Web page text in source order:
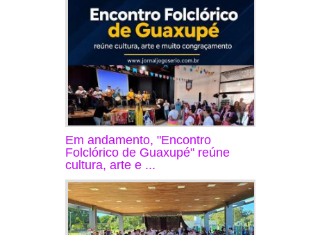
Em andamento, "Encontro
Folclórico de Guaxupé" reúne
cultura, arte e ...